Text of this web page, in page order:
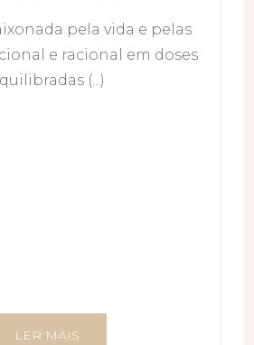
pela vida e pelas
e racional em doses
(...)
LER MAIS